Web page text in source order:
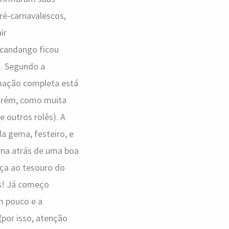
carnavalescos,
ficou
Segundo a
completa está
como muita
outros rolês). A
gema, festeiro, e
atrás de uma boa
ao tesouro do
Já começo
pouco e a
isso, atenção